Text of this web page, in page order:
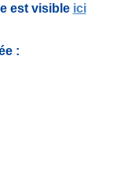
est visible ici
: